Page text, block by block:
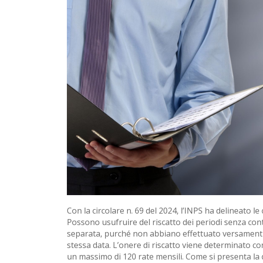
Con la circolare n. 69 del 2024, l’INPS ha
Possono usufruire del riscatto dei periodi senza
separata, purché non abbiano effettuato
stessa data. L’onere di riscatto viene determinato
un massimo di 120 rate mensili. Come si presenta